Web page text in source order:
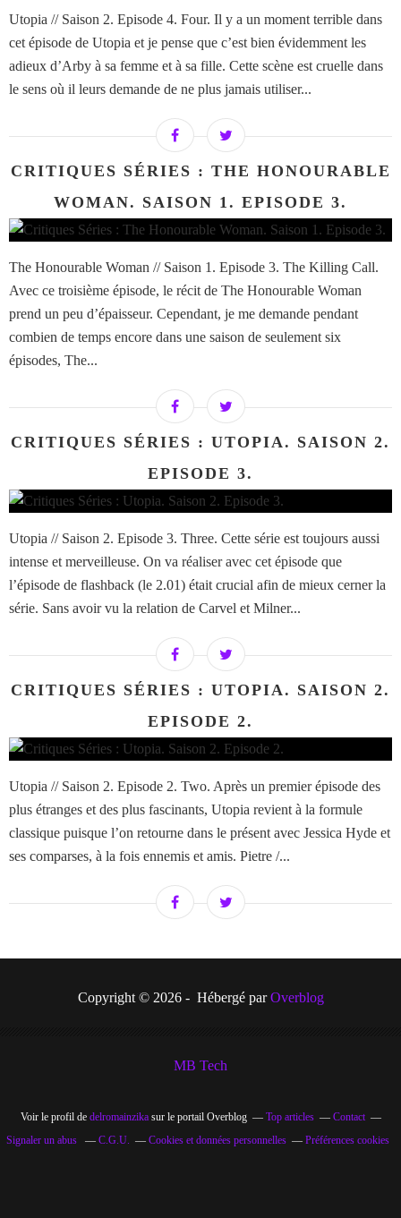
Utopia // Saison 2. Episode 4. Four. Il y a un moment terrible dans
cet épisode de Utopia et je pense que c’est bien évidemment les
adieux d’Arby à sa femme et à sa fille. Cette scène est cruelle dans
le sens où il leurs demande de ne plus jamais utiliser...
CRITIQUES SÉRIES : THE HONOURABLE
WOMAN. SAISON 1. EPISODE 3.
The Honourable Woman // Saison 1. Episode 3. The Killing Call.
Avec ce troisième épisode, le récit de The Honourable Woman
prend un peu d’épaisseur. Cependant, je me demande pendant
combien de temps encore dans une saison de seulement six
épisodes, The...
CRITIQUES SÉRIES : UTOPIA. SAISON 2.
EPISODE 3.
Utopia // Saison 2. Episode 3. Three. Cette série est toujours aussi
intense et merveilleuse. On va réaliser avec cet épisode que
l’épisode de flashback (le 2.01) était crucial afin de mieux cerner la
série. Sans avoir vu la relation de Carvel et Milner...
CRITIQUES SÉRIES : UTOPIA. SAISON 2.
EPISODE 2.
Utopia // Saison 2. Episode 2. Two. Après un premier épisode des
plus étranges et des plus fascinants, Utopia revient à la formule
classique puisque l’on retourne dans le présent avec Jessica Hyde et
ses comparses, à la fois ennemis et amis. Pietre /...
Copyright © 2026 - Hébergé parOverblog
MB Tech
Voir le profil de delromainzikasur le portail Overblog Top articles
Contact
Signaler un abus
C.G.U. Cookies et données personnelles Préférences cookies